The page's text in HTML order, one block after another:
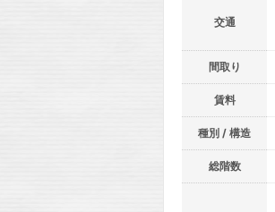
交通
間取り
賃料
種別 / 構造
総階数